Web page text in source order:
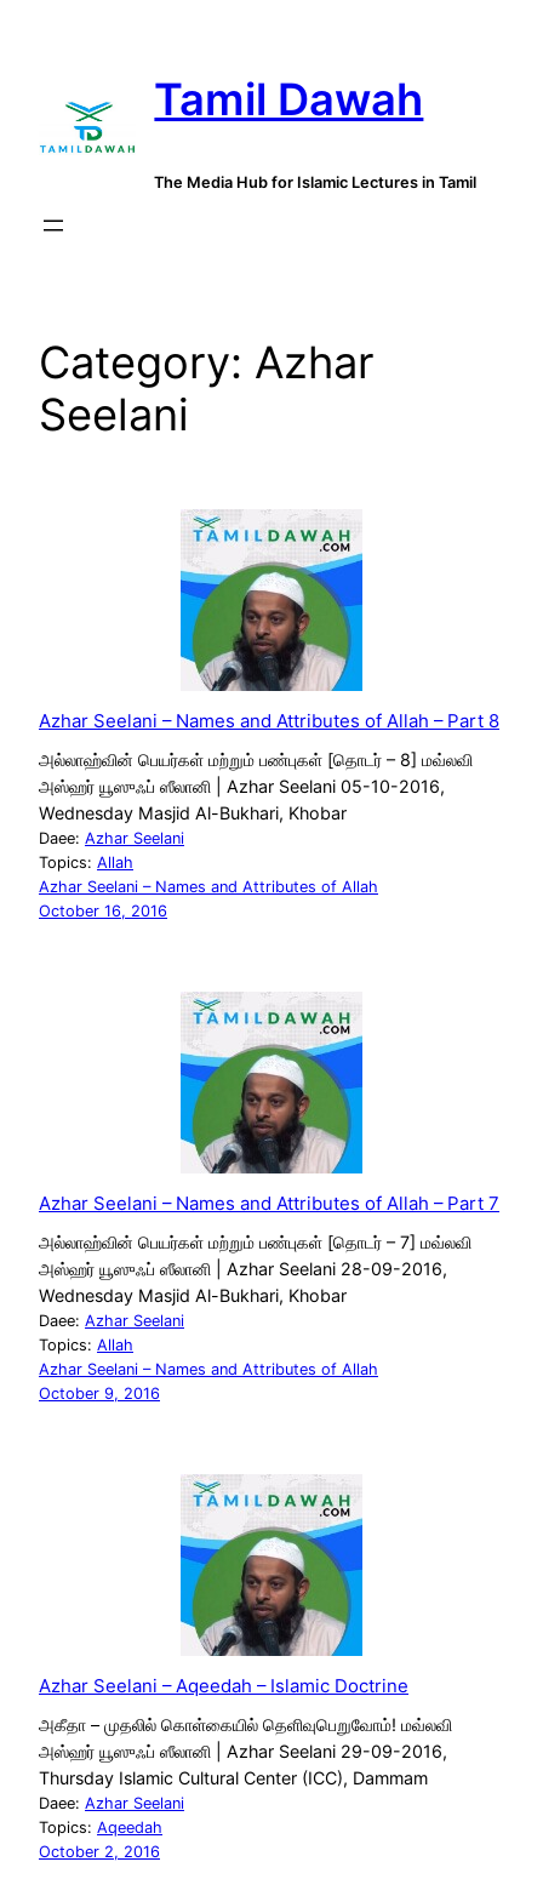
Tamil Dawah
The Media Hub for Islamic Lectures in Tamil
Category: Azhar
Seelani
Azhar Seelani – Names and Attributes of Allah – Part 8
அல்லாஹ்வின் பெயர்கள் மற்றும் பண்புகள் [தொடர் – 8] மவ்லவி
அஸ்ஹர் யூஸுஃப் ஸீலானி | Azhar Seelani 05-10-2016,
Wednesday Masjid Al-Bukhari, Khobar
Daee: Azhar Seelani
Topics: Allah
Azhar Seelani – Names and Attributes of Allah
October 16, 2016
Azhar Seelani – Names and Attributes of Allah – Part 7
அல்லாஹ்வின் பெயர்கள் மற்றும் பண்புகள் [தொடர் – 7] மவ்லவி
அஸ்ஹர் யூஸுஃப் ஸீலானி | Azhar Seelani 28-09-2016,
Wednesday Masjid Al-Bukhari, Khobar
Daee: Azhar Seelani
Topics: Allah
Azhar Seelani – Names and Attributes of Allah
October 9, 2016
Azhar Seelani – Aqeedah – Islamic Doctrine
அகீதா – முதலில் கொள்கையில் தெளிவுபெறுவோம்! மவ்லவி
அஸ்ஹர் யூஸுஃப் ஸீலானி | Azhar Seelani 29-09-2016,
Thursday Islamic Cultural Center (ICC), Dammam
Daee: Azhar Seelani
Topics: Aqeedah
October 2, 2016